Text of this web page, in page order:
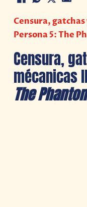
Censura,
Persona 5: The
Censura,
mécanicas
The